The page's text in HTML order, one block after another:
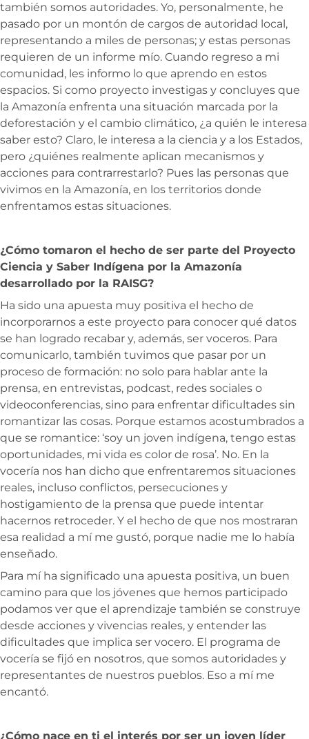
también somos autoridades. Yo, personalmente, he
pasado por un montón de cargos de autoridad local,
representando a miles de personas; y estas personas
requieren de un informe mío. Cuando regreso a mi
comunidad, les informo lo que aprendo en estos
espacios. Si como proyecto investigas y concluyes que
la Amazonía enfrenta una situación marcada por la
deforestación y el cambio climático, ¿a quién le interesa
saber esto? Claro, le interesa a la ciencia y a los Estados,
pero ¿quiénes realmente aplican mecanismos y
acciones para contrarrestarlo? Pues las personas que
vivimos en la Amazonía, en los territorios donde
enfrentamos estas situaciones.
¿Cómo tomaron el hecho de ser parte del Proyecto
Ciencia y Saber Indígena por la Amazonía
desarrollado por la RAISG?
Ha sido una apuesta muy positiva el hecho de
incorporarnos a este proyecto para conocer qué datos
se han logrado recabar y, además, ser voceros. Para
comunicarlo, también tuvimos que pasar por un
proceso de formación: no solo para hablar ante la
prensa, en entrevistas, podcast, redes sociales o
videoconferencias, sino para enfrentar dificultades sin
romantizar las cosas. Porque estamos acostumbrados a
que se romantice: ‘soy un joven indígena, tengo estas
oportunidades, mi vida es color de rosa’. No. En la
vocería nos han dicho que enfrentaremos situaciones
reales, incluso conflictos, persecuciones y
hostigamiento de la prensa que puede intentar
hacernos retroceder. Y el hecho de que nos mostraran
esa realidad a mí me gustó, porque nadie me lo había
enseñado.
Para mí ha significado una apuesta positiva, un buen
camino para que los jóvenes que hemos participado
podamos ver que el aprendizaje también se construye
desde acciones y vivencias reales, y entender las
dificultades que implica ser vocero. El programa de
vocería se fijó en nosotros, que somos autoridades y
representantes de nuestros pueblos. Eso a mí me
encantó.
¿Cómo nace en ti el interés por ser un joven líder